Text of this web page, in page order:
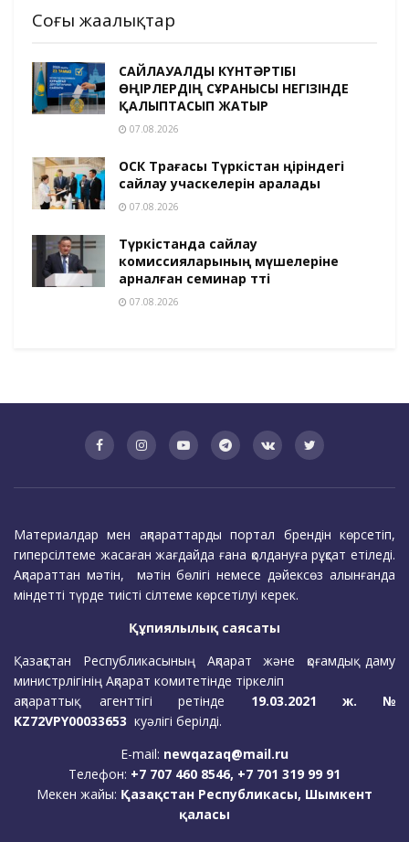
Соңғы жаңалықтар
САЙЛАУАЛДЫ КҮНТӘРТІБІ
ӨҢІРЛЕРДІҢ СҰРАНЫСЫ НЕГІЗІНДЕ
ҚАЛЫПТАСЫП ЖАТЫР
07.08.2026
ОСК Төрағасы Түркістан өңіріндегі
сайлау учаскелерін аралады
07.08.2026
Түркістанда сайлау
комиссияларының мүшелеріне
арналған семинар өтті
07.08.2026
Материалдар мен ақпараттарды портал брендін көрсетіп,
гиперсілтеме жасаған жағдайда ғана қолдануға рұқсат етіледі.
Ақпараттан мәтін, мәтін бөлігі немесе дәйексөз алынғанда
міндетті түрде тиісті сілтеме көрсетілуі керек.
Құпиялылық саясаты
Қазақстан Республикасының Ақпарат және қоғамдық даму
министрлігінің Ақпарат комитетінде тіркеліп
ақпараттық агенттігі ретінде 19.03.2021 ж. №
KZ72VPY00033653 куәлігі берілді.
E-mail: newqazaq@mail.ru
Телефон: +7 707 460 8546, +7 701 319 99 91
Мекен жайы: Қазақстан Республикасы, Шымкент
қаласы